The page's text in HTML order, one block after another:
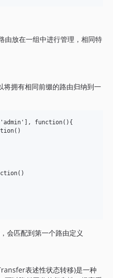
由放在一组中进行管理，相同特
拥有相同前缀的路由归纳到一
function(){
会匹配到第一个路由定义
表述性状态转移)是一种